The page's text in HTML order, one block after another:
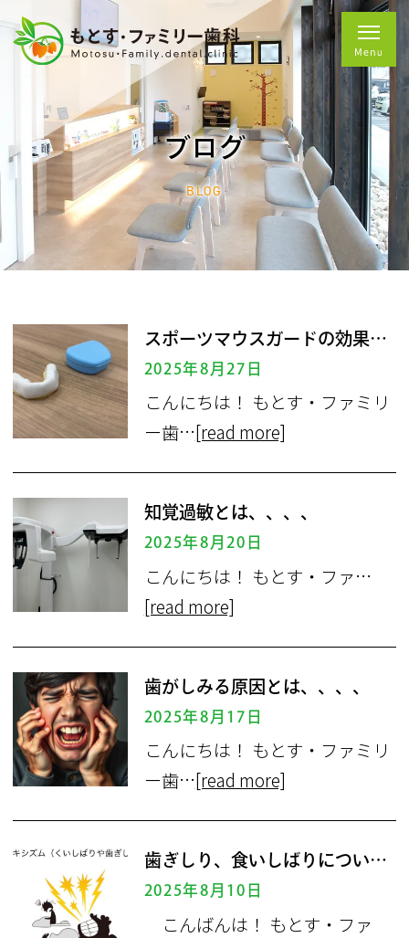
ブログ
BLOG
スポーツマウスガードの効果とは
2025年8月27日
こんにちは！ もとす・ファミリ
ー歯…[read more]
知覚過敏とは、、、、
2025年8月20日
こんにちは！ もとす・ファ…
[read more]
歯がしみる原因とは、、、、
2025年8月17日
こんにちは！ もとす・ファミリ
ー歯…[read more]
歯ぎしり、食いしばりについて
2025年8月10日
こんばんは！ もとす・ファ